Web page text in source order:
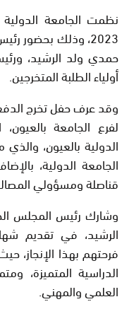
نظمت الجامعة
2023، وذلك بحضور
حمدي ولد الرشيد،
أولياء الطلبة المتخرجين.
لفرع الجامعة
الدولية بالعيون،
الجامعة الدولية،
قناصلة ومسؤولي
وشارك رئيس المجلس
الرشيد، في تقديم
فرحتهم بهذا الإنجاز،
الدراسية المتميزة،
العلمي والمهني.